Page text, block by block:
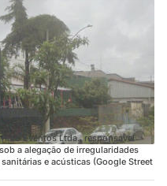
Eventos Ltda., responsável
a alegação de irregularidades
e acústicas (Google Street